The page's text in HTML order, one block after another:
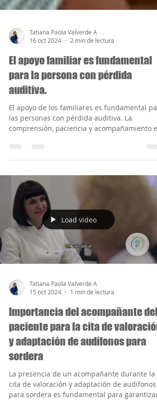
Tatiana Paola Valverde A
El apoyo familiar es fundamental
para la persona con pérdida
auditiva.
El apoyo de los familiares es fundamental
las personas con pérdida auditiva. La
comprensión, paciencia y acompañamiento en
el...
Load video
Tatiana Paola Valverde A
15 oct 2024
1 min de lectura